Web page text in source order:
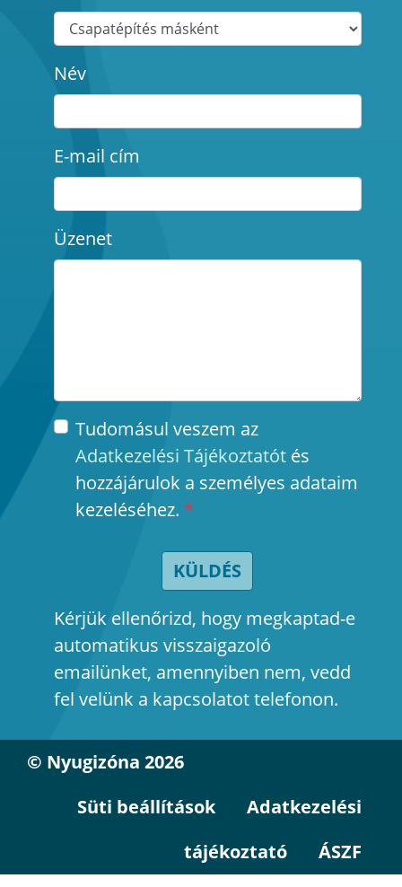
Név
E-mail cím
Üzenet
Tudomásul veszem az
Adatkezelési Tájékoztatótés
hozzájárulok a személyes adataim
kezeléséhez. *
KÜLDÉS
Kérjük ellenőrizd, hogy megkaptad-e
automatikus visszaigazoló
emailünket, amennyiben nem, vedd
fel velünk a kapcsolatot telefonon.
© Nyugizóna 2026
Süti beállítások
Adatkezelési
tájékoztató
ÁSZF